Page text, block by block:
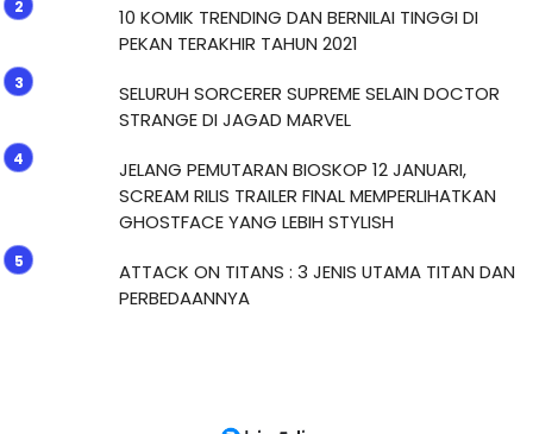
10 KOMIK TRENDING DAN BERNILAI TINGGI DI
PEKAN TERAKHIR TAHUN 2021
SELURUH SORCERER SUPREME SELAIN DOCTOR
STRANGE DI JAGAD MARVEL
JELANG PEMUTARAN BIOSKOP 12 JANUARI,
SCREAM RILIS TRAILER FINAL MEMPERLIHATKAN
GHOSTFACE YANG LEBIH STYLISH
ATTACK ON TITANS : 3 JENIS UTAMA TITAN DAN
PERBEDAANNYA